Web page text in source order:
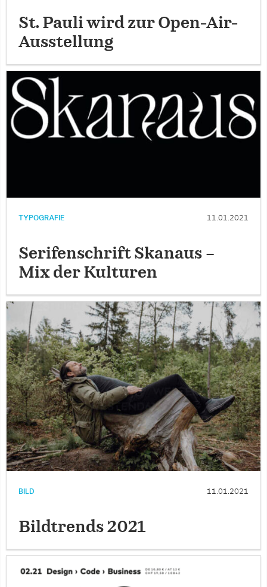
St. Pauli wird zur Open-Air-
Ausstellung
TYPOGRAFIE 11.01.2021
Serifenschrift Skanaus –
Mix der Kulturen
BILD 11.01.2021
Bildtrends 2021